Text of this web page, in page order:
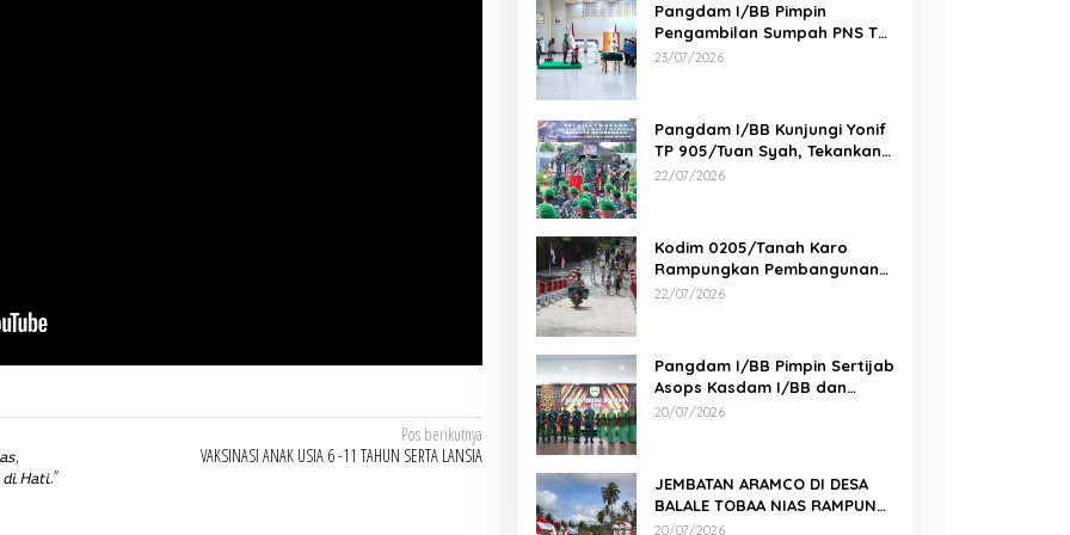
𝘏𝘢𝘵𝘪.”
Pos berikutnya
VAKSINASI ANAK USIA 6 -11 TAHUN SERTA LANSIA
Pangdam I/BB Pimpin
Pengambilan Sumpah PNS TNI
AD di Makodam I/BB
23/07/2026
Pangdam I/BB Kunjungi Yonif
TP 905/Tuan Syah, Tekankan
Profesionalisme dan
22/07/2026
Kodim 0205/Tanah Karo
Rampungkan Pembangunan
Jembatan Beton di Desa
22/07/2026
Pangdam I/BB Pimpin Sertijab
Asops Kasdam I/BB dan
Danyonarmed 2/KS serta
20/07/2026
JEMBATAN ARAMCO DI DESA
BALALE TOBAA NIAS RAMPUNG,
AKSES WARGA SEMAKIN MUDAH
20/07/2026